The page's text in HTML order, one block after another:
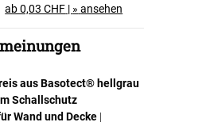
ab 0,03 CHF | » ansehen
aus Basotect® hellgrau
Schallschutz
Wand und Decke|